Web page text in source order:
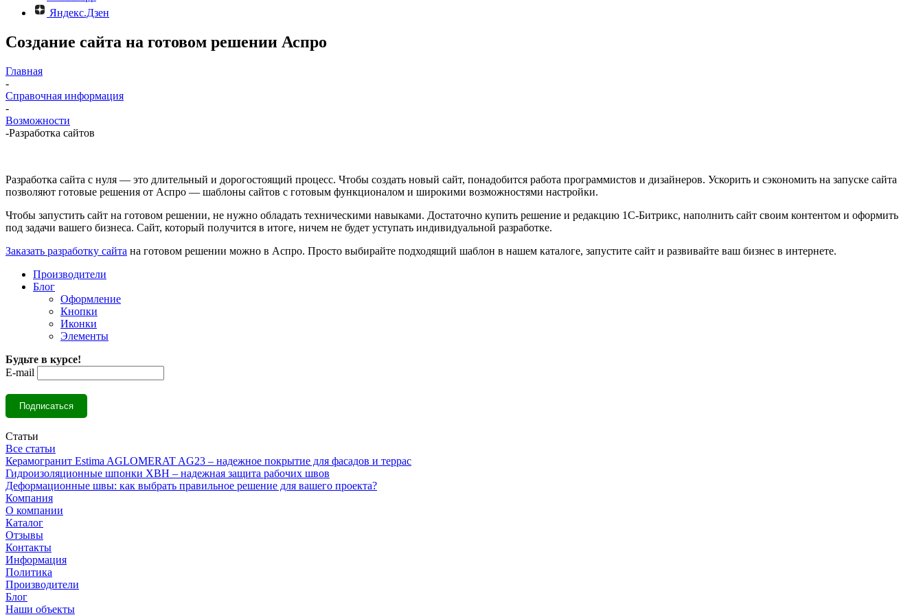
Яндекс.Дзен
Создание сайта на готовом решении Аспро
Главная
-
Справочная информация
-
Возможности
-Разработка сайтов
Разработка сайта с нуля — это длительный и дорогостоящий процесс. Чтобы создать новый сайт, понадобится работа программистов и дизайнеров. Ускорить и сэкономить на запуске сайта
позволяют готовые решения от Аспро — шаблоны сайтов с готовым функционалом и широкими возможностями настройки.
Чтобы запустить сайт на готовом решении, не нужно обладать техническими навыками. Достаточно купить решение и редакцию 1С-Битрикс, наполнить сайт своим контентом и оформить
под задачи вашего бизнеса. Сайт, который получится в итоге, ничем не будет уступать индивидуальной разработке.
Заказать разработку сайта на готовом решении можно в Аспро. Просто выбирайте подходящий шаблон в нашем каталоге, запустите сайт и развивайте ваш бизнес в интернете.
Производители
Блог
Оформление
Кнопки
Иконки
Элементы
Будьте в курсе!
E-mail
Статьи
Все статьи
Керамогранит Estima AGLOMERAT AG23 – надежное покрытие для фасадов и террас
Гидроизоляционные шпонки ХВН – надежная защита рабочих швов
Деформационные швы: как выбрать правильное решение для вашего проекта?
Компания
О компании
Каталог
Отзывы
Контакты
Информация
Политика
Производители
Блог
Наши объекты